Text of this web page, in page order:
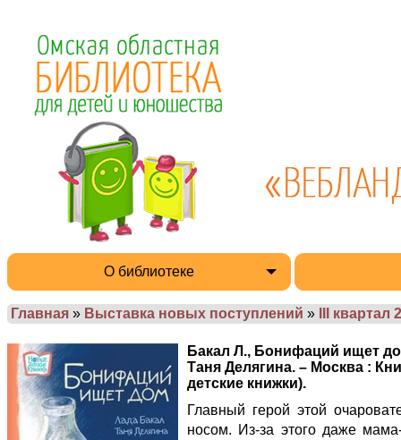
О библиотеке
Главная » Выставка новых поступлений » III квартал
Бакал Л., Бонифаций ищет
Таня Делягина. – Москва :
детские книжки).
Главный герой этой
носом. Из-за этого даже